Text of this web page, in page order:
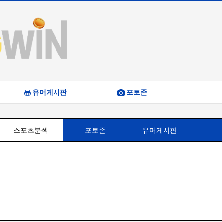
유머게시판 포토존
스포츠분섹 포토존 유머게시판